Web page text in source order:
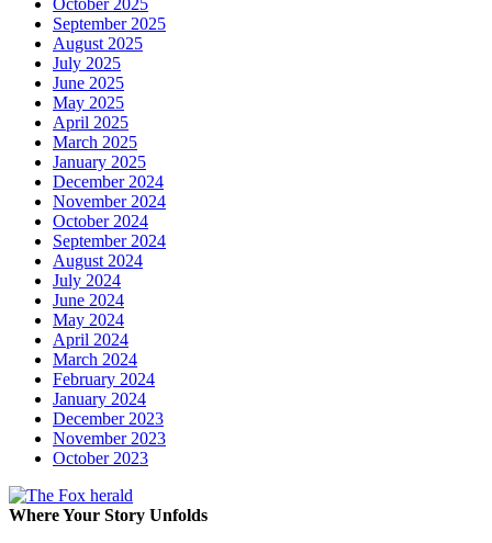
October 2025
September 2025
August 2025
July 2025
June 2025
May 2025
April 2025
March 2025
January 2025
December 2024
November 2024
October 2024
September 2024
August 2024
July 2024
June 2024
May 2024
April 2024
March 2024
February 2024
January 2024
December 2023
November 2023
October 2023
Where Your Story Unfolds